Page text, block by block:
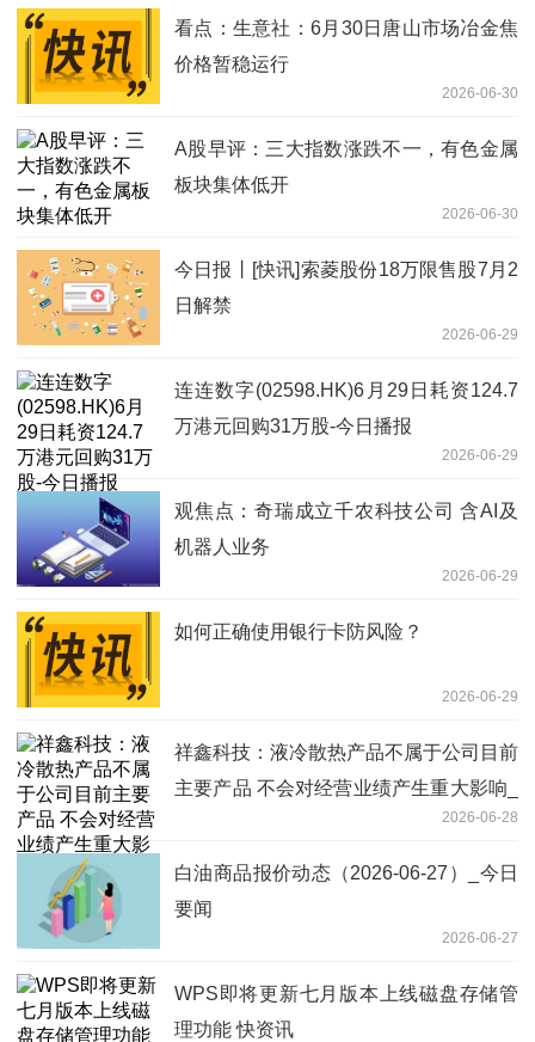
看点：生意社：6月30日唐山市场冶金焦
价格暂稳运行
2026-06-30
A股早评：三大指数涨跌不一，有色金属
板块集体低开
2026-06-30
今日报丨[快讯]索菱股份18万限售股7月2
日解禁
2026-06-29
连连数字(02598.HK)6月29日耗资124.7
万港元回购31万股-今日播报
2026-06-29
观焦点：奇瑞成立千农科技公司 含AI及
机器人业务
2026-06-29
如何正确使用银行卡防风险？
2026-06-29
祥鑫科技：液冷散热产品不属于公司目前
主要产品 不会对经营业绩产生重大影响_
2026-06-28
白油商品报价动态（2026-06-27）_今日
要闻
2026-06-27
WPS即将更新七月版本上线磁盘存储管
理功能 快资讯